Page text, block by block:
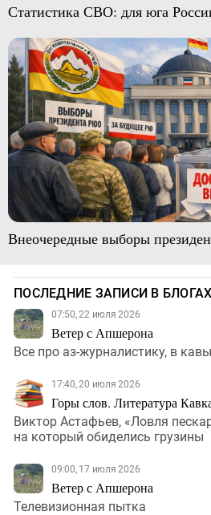
Статистика СВО: для юга
Внеочередные выборы
ПОСЛЕДНИЕ ЗАПИСИ В БЛОГАХ
07:50, 22 июля 2026
Ветер с Апшерона
Все про аз-журналистику, в
17:40, 20 июля 2026
Горы слов. Литература
Виктор Астафьев, «Ловля
на который обиделись грузины
09:00, 17 июля 2026
Ветер с Апшерона
Телевизионная пытка